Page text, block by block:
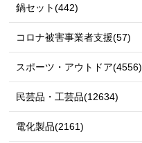
鍋セット(442)
コロナ被害事業者支援(57)
スポーツ・アウトドア(4556)
民芸品・工芸品(12634)
電化製品(2161)